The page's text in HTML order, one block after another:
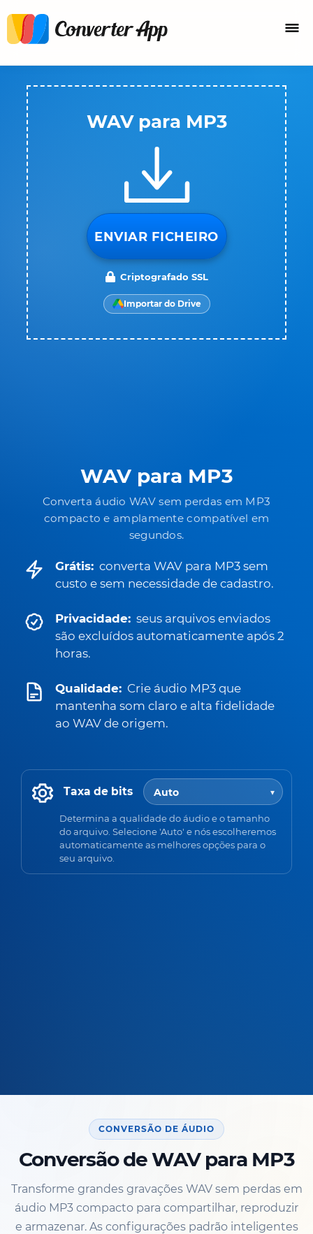
WAV para MP3
Converta áudio WAV sem perdas em MP3
compacto e amplamente compatível em
segundos.
Grátis: converta WAV para MP3 sem
custo e sem necessidade de cadastro.
Privacidade: seus arquivos enviados
são excluídos automaticamente após 2
horas.
Qualidade: Crie áudio MP3 que
mantenha som claro e alta fidelidade
ao WAV de origem.
Taxa de bits
Determina a qualidade do áudio e o tamanho
do arquivo. Selecione 'Auto' e nós escolheremos
automaticamente as melhores opções para o
seu arquivo.
WAV para MP3
ENVIAR FICHEIRO
Criptografado SSL
Importar do Drive
CONVERSÃO DE ÁUDIO
Conversão de WAV para MP3
Transforme grandes gravações WAV sem perdas em
áudio MP3 compacto para compartilhar, reproduzir
e armazenar. As configurações padrão inteligentes